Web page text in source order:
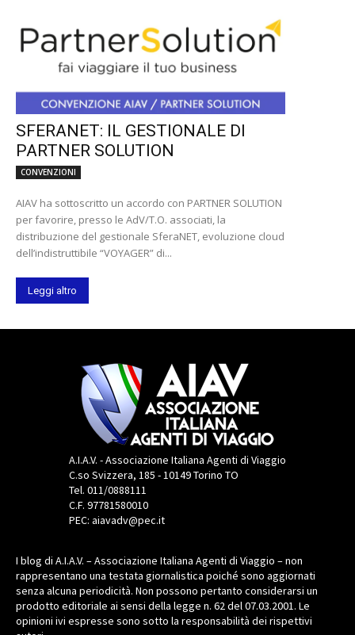
SFERANET: IL GESTIONALE DI
PARTNER SOLUTION
CONVENZIONI
AIAV ha sottoscritto un accordo con PARTNER SOLUTION
per favorire, presso le AdV/T.O. associati, la
distribuzione del gestionale SferaNET, evoluzione cloud
dell’indistruttibile “VOYAGER” di...
Leggi altro
A.I.A.V. - Associazione Italiana Agenti di Viaggio
C.so Svizzera, 185 - 10149 Torino TO
Tel. 011/0888111
C.F. 97781580010
PEC: aiavadv@pec.it
I blog di A.I.A.V. – Associazione Italiana Agenti di Viaggio – non
rappresentano una testata giornalistica poiché sono aggiornati
senza alcuna periodicità. Non possono pertanto considerarsi un
prodotto editoriale ai sensi della legge n. 62 del 07.03.2001. Le
opinioni ivi espresse sono sotto la responsabilità dei rispettivi